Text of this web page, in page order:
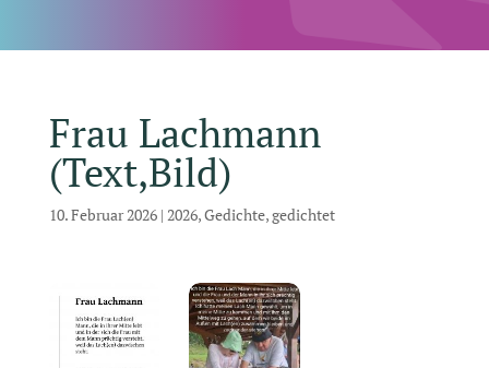
Frau Lachmann
(Text,Bild)
10. Februar 2026| 2026,Gedichte,gedichtet